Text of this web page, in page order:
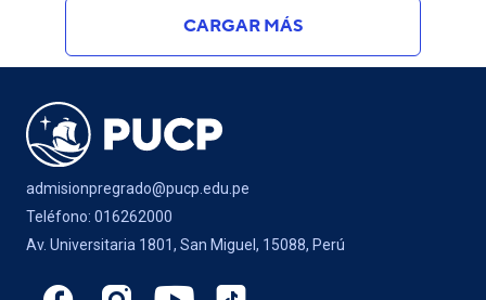
CARGAR MÁS
admisionpregrado@pucp.edu.pe
Teléfono: 016262000
Av. Universitaria 1801, San Miguel, 15088, Perú